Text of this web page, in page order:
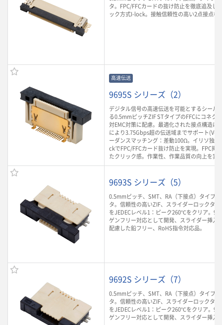
タ。FPC/FFCカードの抜け防止を徹底追及し
ック方式I-lock。接触信頼性の高い2点接点構
高速伝送
9695S シリーズ（2）
デジタル信号の高速伝送を可能とするシール
る0.5mmピッチZIF STタイプのFFCにコネク
対EMC対策に配慮。最適化された接点構造に
により3.75Gbps超の伝送域までサポート(V-
ーダンスマッチング：差動100Ω。イリソ独
ckでFPC/FFCカード抜け防止を実現。FPC挿
たクリック感。作業性、作業品質の向上を実
9693S シリーズ（5）
0.5mmピッチ、SMT、RA（下接点）タイプ
タ。信頼性の高いZIF、スライダーロックタ
をJEDECレベル1：ピーク260℃をクリア。
ゲンフリー対応として開発、スライダー挿入
配慮した鉛フリー、RoHS指令対応品。
9692S シリーズ（7）
0.5mmピッチ、SMT、RA（下接点）タイプ
タ。信頼性の高いZIF、スライダーロックタ
をJEDECレベル1：ピーク260℃をクリア。
ゲンフリー対応として開発、スライダー挿入